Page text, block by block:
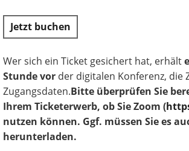
Jetzt buchen
Wer sich ein Ticket gesichert hat, erhält
Stunde vor der digitalen Konferenz, die
Zugangsdaten.Bitte überprüfen Sie
Ihrem Ticketerwerb, ob Sie Zoom (
nutzen können. Ggf. müssen Sie es
herunterladen.